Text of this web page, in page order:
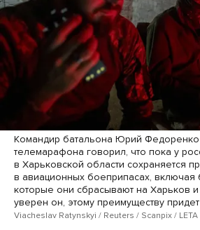
Командир батальона Юрий
телемарафона говорил, что пока у
в Харьковской области сохраняется
в авиационных боеприпасах,
которые они сбрасывают на Харьков
уверен он, этому преимуществу
Viacheslav Ratynskyi / Reuters / Scanpix / LETA